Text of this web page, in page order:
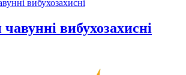
вибухозахисні